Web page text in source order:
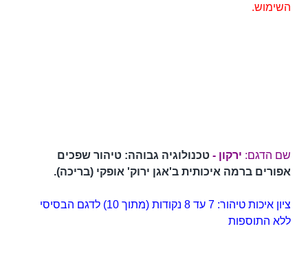
השימוש.
שם הדגם: ירקון - טכנולוגיה גבוהה: טיהור שפכים
אפורים ברמה איכותית ב'אגן ירוק' אופקי (בריכה).
ציון איכות טיהור: 7 עד 8 נקודות (מתוך 10) לדגם הבסיסי
ללא התוספות